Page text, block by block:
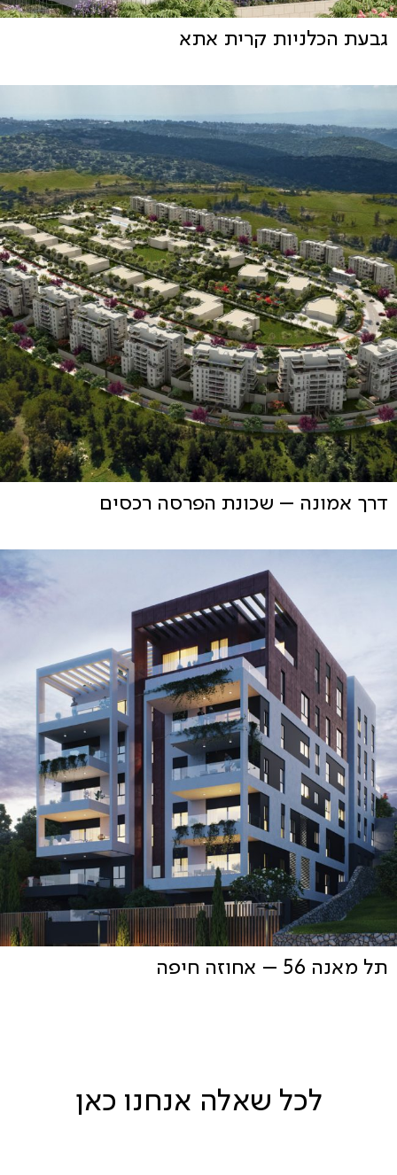
גבעת הכלניות קרית אתא
דרך אמונה – שכונת הפרסה רכסים
תל מאנה 56 – אחוזה חיפה
לכל שאלה אנחנו כאן